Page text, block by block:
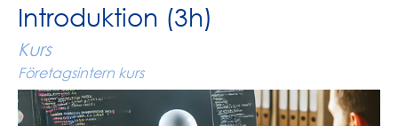
Introduktion (3h)
Kurs
Företagsintern kurs